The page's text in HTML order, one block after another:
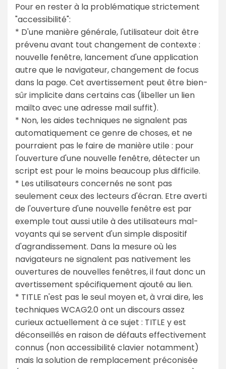
Pour en rester à la problématique strictement
"accessibilité":
* D'une manière générale, l'utilisateur doit être
prévenu avant tout changement de contexte :
nouvelle fenêtre, lancement d'une application
autre que le navigateur, changement de focus
dans la page. Cet avertissement peut être bien-
sûr implicite dans certains cas (libeller un lien
mailto avec une adresse mail suffit).
* Non, les aides techniques ne signalent pas
automatiquement ce genre de choses, et ne
pourraient pas le faire de manière utile : pour
l'ouverture d'une nouvelle fenêtre, détecter un
script est pour le moins beaucoup plus difficile.
* Les utilisateurs concernés ne sont pas
seulement ceux des lecteurs d'écran. Etre averti
de l'ouverture d'une nouvelle fenêtre est par
exemple tout aussi utile à des utilisateurs mal-
voyants qui se servent d'un simple dispositif
d'agrandissement. Dans la mesure où les
navigateurs ne signalent pas nativement les
ouvertures de nouvelles fenêtres, il faut donc un
avertissement spécifiquement ajouté au lien.
* TITLE n'est pas le seul moyen et, à vrai dire, les
techniques WCAG2.0 ont un discours assez
curieux actuellement à ce sujet : TITLE y est
déconseillés en raison de défauts effectivement
connus (non accessibilité clavier notamment)
mais la solution de remplacement préconisée